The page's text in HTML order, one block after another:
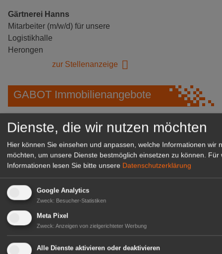
Gärtnerei Hanns
Mitarbeiter (m/w/d) für unsere
Logistikhalle
Herongen
zur Stellenanzeige
GABOT Immobilienangebote
1A-Lage, ihre Chance in der
Repräsentative Immobilie für
IHREN Betrieb!
zur Anzeige
GABOT Marktplatz
Dienste, die wir nutzen möchten
Hier können Sie einsehen und anpassen, welche Informationen wir
möchten, um unsere Dienste bestmöglich einsetzen zu können.
Für
Informationen lesen Sie bitte unsere Datenschutzerklärung
Google Analytics
Zweck: Besucher-Statistiken
Meta Pixel
Zweck: Anzeigen von zielgerichteter Werbung
Alle Dienste aktivieren oder deaktivieren